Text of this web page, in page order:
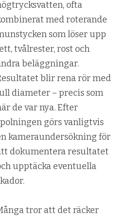
ofta
med roterande
som löser upp
tvålrester, rost och
beläggningar.
blir rena rör med
diameter – precis som
de var nya. Efter
görs vanligtvis
kameraundersökning för
dokumentera resultatet
upptäcka eventuella
tror att det räcker